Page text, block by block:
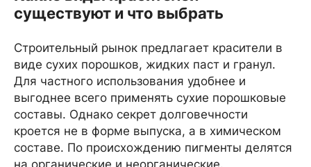
существуют и что выбрать
Строительный рынок предлагает красители в
виде сухих порошков, жидких паст и гранул.
Для частного использования удобнее и
выгоднее всего применять сухие порошковые
составы. Однако секрет долговечности
кроется не в форме выпуска, а в химическом
составе. По происхождению пигменты делятся